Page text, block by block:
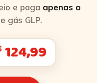
e paga apenas o
gás GLP.
124,99